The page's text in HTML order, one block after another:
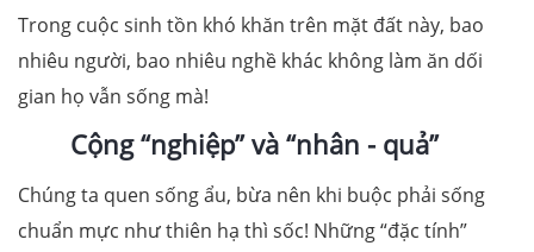
Trong cuộc sinh tồn khó khăn trên mặt đất này, bao
nhiêu người, bao nhiêu nghề khác không làm ăn dối
gian họ vẫn sống mà!
Cộng “nghiệp” và “nhân - quả”
Chúng ta quen sống ẩu, bừa nên khi buộc phải sống
chuẩn mực như thiên hạ thì sốc! Những “đặc tính”